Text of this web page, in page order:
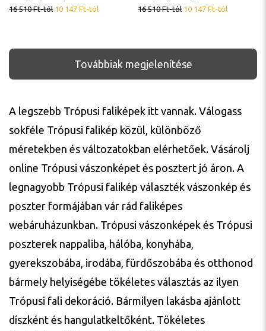
16 510Ft-tól 10 147 Ft-tól
16 510Ft-tól 10 147 Ft-tól
Továbbiak megjelenítése
A legszebb Trópusi faliképek itt vannak. Válogass
sokféle Trópusi falikép közül, különböző
méretekben és változatokban elérhetőek. Vásárolj
online Trópusi vászonképet és posztert jó áron. A
legnagyobb Trópusi falikép választék vászonkép és
poszter formájában vár rád faliképes
webáruházunkban. Trópusi vászonképek és Trópusi
poszterek nappaliba, hálóba, konyhába,
gyerekszobába, irodába, fürdőszobába és otthonod
bármely helyiségébe tökéletes választás az ilyen
Trópusi fali dekoráció. Bármilyen lakásba ajánlott
díszként és hangulatkeltőként. Tökéletes